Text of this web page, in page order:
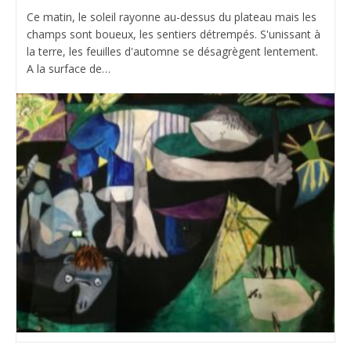
Ce matin, le soleil rayonne au-dessus du plateau mais les
champs sont boueux, les sentiers détrempés. S'unissant à
la terre, les feuilles d'automne se désagrègent lentement.
A la surface de…